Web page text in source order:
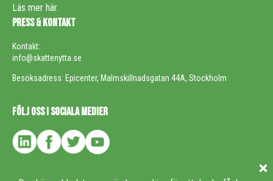
Läs mer här.
PRESS & KONTAKT
Kontakt:
info@skattenytta.se
Besöksadress: Epicenter, Malmskillnadsgatan 44A, Stockholm
FÖLJ OSS I SOCIALA MEDIER